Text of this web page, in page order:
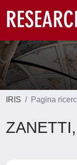
IRIS Pagina